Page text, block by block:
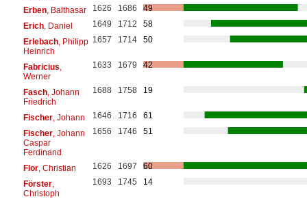
Erben, Balthasar 1626 1686
49
Erich, Daniel 1649 1712
58
Erlebach, Philipp
Heinrich
1657 1714 50
Fabricius
Werner
1633 1679 42
Fasch, Johann
Friedrich
1688 1758 19
Fischer, Johann 1646 1716
61
Fischer, Johann
Caspar
Ferdinand
1656 1746 51
Flor, Christian 1626 1697
60
Förster,
Christoph
1693 1745 14